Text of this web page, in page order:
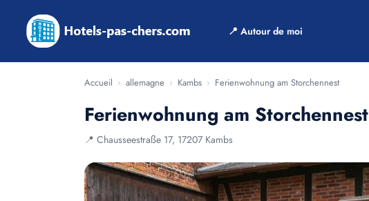
📍 Autour de moi
Accueil › allemagne › Kambs › Ferienwohnung am Storchennest
Ferienwohnung am Storchennest
📍 Chausseestraße 17, 17207 Kambs